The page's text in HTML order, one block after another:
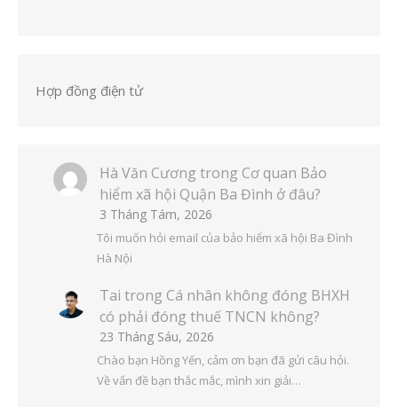
Hợp đồng điện tử
Hà Văn Cương trong Cơ quan Bảo
hiểm xã hội Quận Ba Đình ở đâu?
3 Tháng Tám, 2026
Tôi muốn hỏi email của bảo hiểm xã hội Ba Đình
Hà Nội
Tai trong Cá nhân không đóng BHXH
có phải đóng thuế TNCN không?
23 Tháng Sáu, 2026
Chào bạn Hồng Yến, cảm ơn bạn đã gửi câu hỏi.
Về vấn đề bạn thắc mắc, mình xin giải…